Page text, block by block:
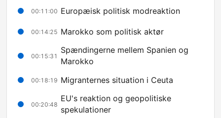
00:11:00 Europæisk politisk modreaktion
00:14:25 Marokko som politisk aktør
00:15:31
Spændingerne mellem Spanien og
Marokko
00:18:19 Migranternes situation i Ceuta
00:20:48
EU's reaktion og geopolitiske
spekulationer